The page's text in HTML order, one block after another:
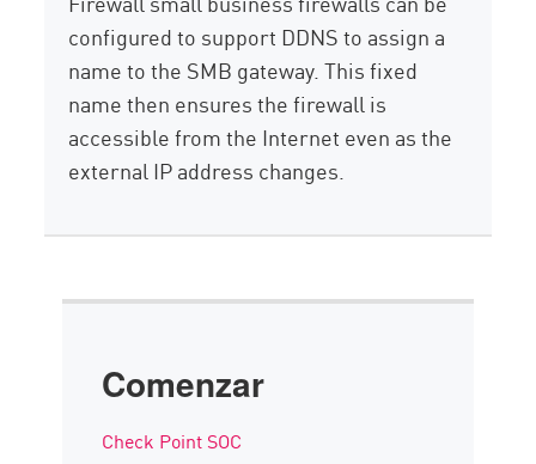
configured to support DDNS to assign a
name to the SMB gateway. This fixed
name then ensures the firewall is
accessible from the Internet even as the
external IP address changes.
Comenzar
Check Point SOC